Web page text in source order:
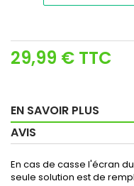
29,99 € TTC
EN SAVOIR PLUS
AVIS
En cas de casse l'écran
seule solution est de